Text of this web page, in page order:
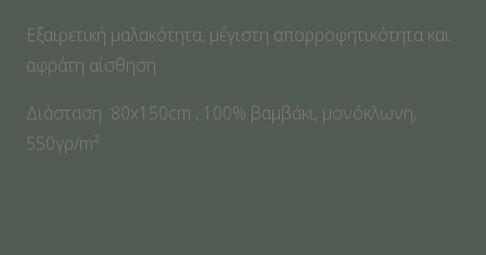
Εξαιρετική μαλακότητα, μέγιστη απορροφητικότητα και
αφράτη αίσθηση.
Διάσταση 80x150cm , 100% βαμβάκι, μονόκλωνη,
550γρ/m²